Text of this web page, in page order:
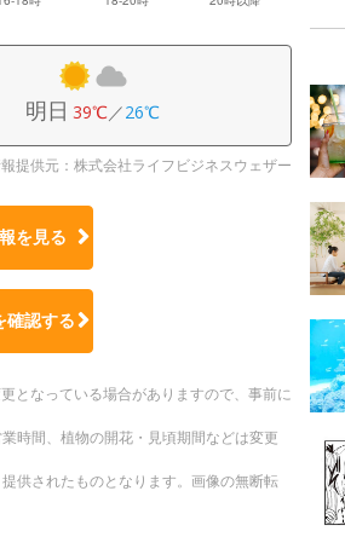
明日 39℃／26℃
提供元：株式会社ライフビジネスウェザー
を見る
確認する
となっている場合がありますので、事前に
時間、植物の開花・見頃期間などは変更
供されたものとなります。画像の無断転